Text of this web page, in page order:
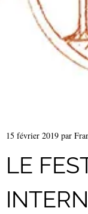
15 février 2019 par
LE